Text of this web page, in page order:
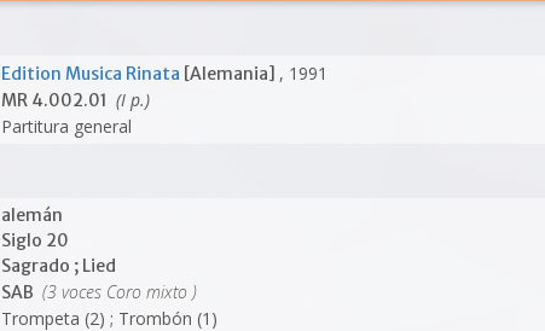
Edition Musica Rinata [Alemania] , 1991
MR 4.002.01 (I p.)
Partitura general
alemán
Siglo 20
Sagrado ; Lied
SAB (3 voces Coro mixto )
Trompeta (2) ; Trombón (1)